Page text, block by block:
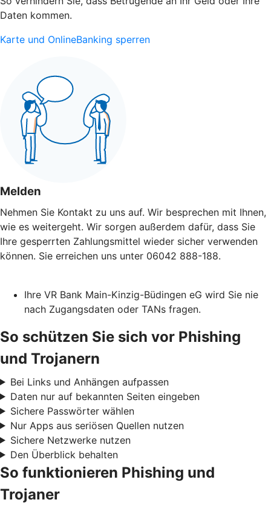
Daten kommen.
Karte und OnlineBanking sperren
Melden
Nehmen Sie Kontakt zu uns auf. Wir besprechen mit Ihnen,
wie es weitergeht. Wir sorgen außerdem dafür, dass Sie
Ihre gesperrten Zahlungsmittel wieder sicher verwenden
können. Sie erreichen uns unter 06042 888-188.
Ihre VR Bank Main-Kinzig-Büdingen eG wird Sie nie
nach Zugangsdaten oder TANs fragen.
So schützen Sie sich vor Phishing
und Trojanern
Bei Links und Anhängen aufpassen
Daten nur auf bekannten Seiten eingeben
Sichere Passwörter wählen
Nur Apps aus seriösen Quellen nutzen
Sichere Netzwerke nutzen
Den Überblick behalten
So funktionieren Phishing und
Trojaner